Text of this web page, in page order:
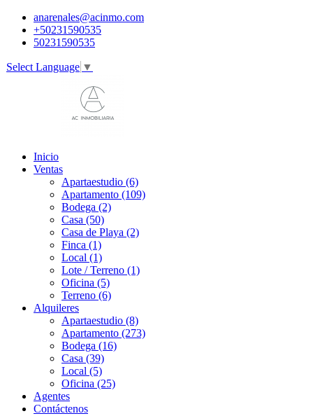
anarenales@acinmo.com
+50231590535
50231590535
Select Language ▼
Inicio
Ventas
Apartaestudio (6)
Apartamento (109)
Bodega (2)
Casa (50)
Casa de Playa (2)
Finca (1)
Local (1)
Lote / Terreno (1)
Oficina (5)
Terreno (6)
Alquileres
Apartaestudio (8)
Apartamento (273)
Bodega (16)
Casa (39)
Local (5)
Oficina (25)
Agentes
Contáctenos